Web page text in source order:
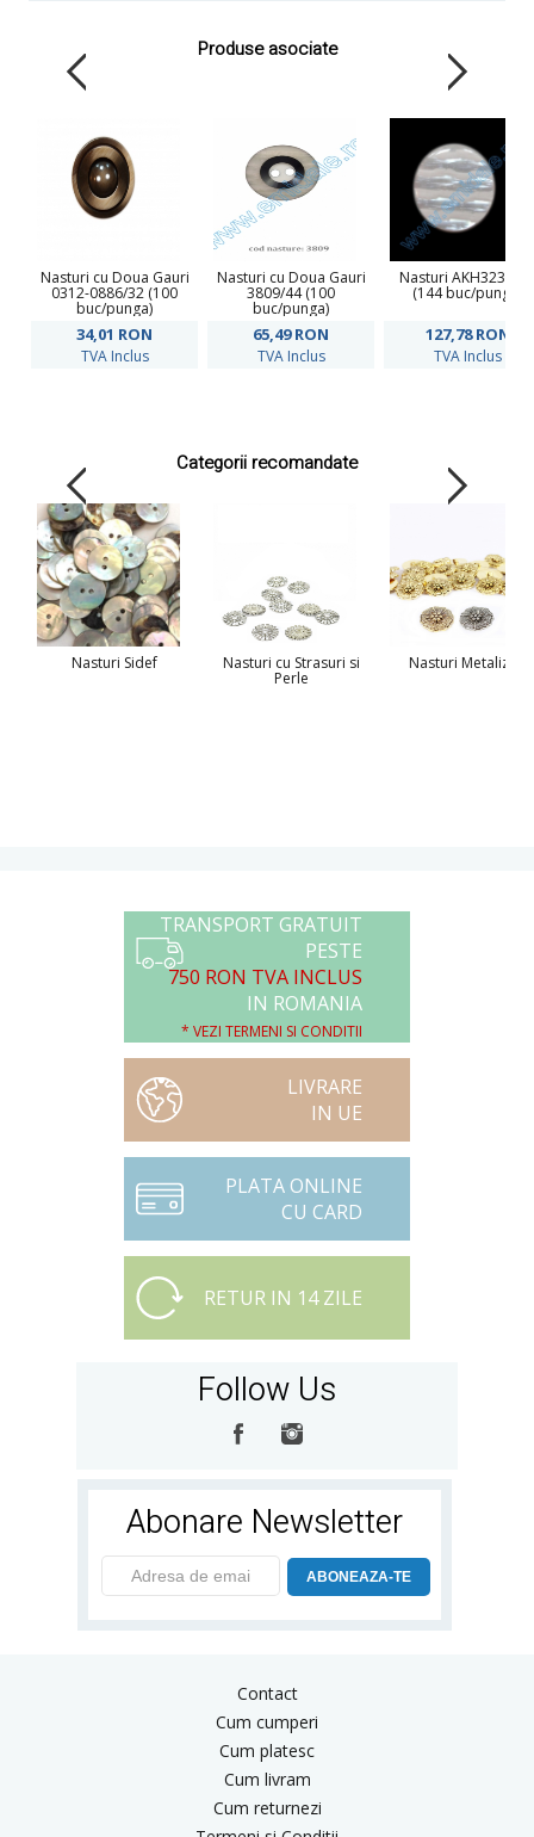
Produse asociate
Nasturi cu Doua Gauri
0312-0886/32 (100
buc/punga)
34,01 RON
TVA Inclus
Nasturi cu Doua Gauri
3809/44 (100
buc/punga)
65,49RON
TVA Inclus
Nasturi AKH3232/44
(144 buc/punga)
127,78RON
TVA Inclus
Categorii recomandate
Nasturi Sidef Nasturi cu Strasuri si
Perle
Nasturi Metalizati
TRANSPORT GRATUIT
PESTE
750 RON TVA INCLUS
IN ROMANIA
* VEZI TERMENI SI CONDITII
LIVRARE
IN UE
PLATA ONLINE
CU CARD
RETUR IN 14 ZILE
Follow Us
Abonare Newsletter
ABONEAZA-TE
Contact
Cum cumperi
Cum platesc
Cum livram
Cum returnezi